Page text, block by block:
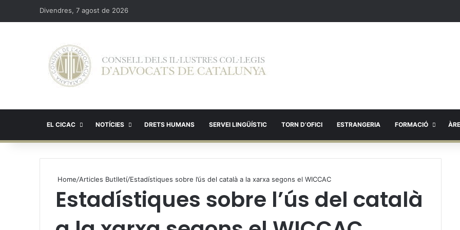
Divendres, 7 agost de 2026
EL CICAC NOTÍCIES DRETS HUMANS SERVEI LINGÜÍSTIC TORN D’OFICI ESTRANGERIA FORMACIÓ
Home/Articles Butlletí/Estadístiques sobre l’ús del català a la xarxa segons el WICCAC
Estadístiques sobre l’ús del català